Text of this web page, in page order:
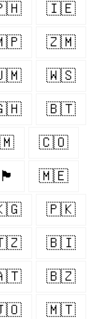
🇮🇪
🇿🇲
🇼🇸
🇧🇹
🇨🇴
🏴󠁧󠁢󠁳󠁣󠁴󠁿 🇲🇪
🇵🇰
🇧🇮
🇧🇿
🇲🇹